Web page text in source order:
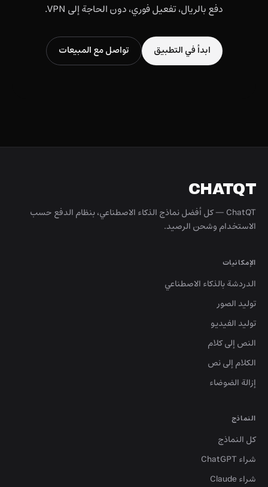
دفع بالريال، تفعيل فوري، دون الحاجة إلى VPN.
ابدأ في التطبيق تواصل مع المبيعات
CHATQT
ChatQT — كل أفضل نماذج الذكاء الاصطناعي، بنظام الدفع حسب
الاستخدام وشحن الرصيد.
الإمكانيات
الدردشة بالذكاء الاصطناعي
توليد الصور
توليد الفيديو
النص إلى كلام
الكلام إلى نص
إزالة الضوضاء
النماذج
كل النماذج
شراء ChatGPT
شراء Claude